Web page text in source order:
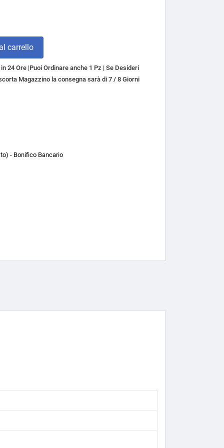
carrello
24 Ore |Puoi Ordinare anche 1 Pz | Se Desideri
Magazzino la consegna sarà di 7 / 8 Giorni
- Bonifico Bancario